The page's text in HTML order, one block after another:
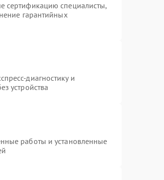
сертификацию специалисты,
гарантийных
диагностику и
устройства
работы и установленные